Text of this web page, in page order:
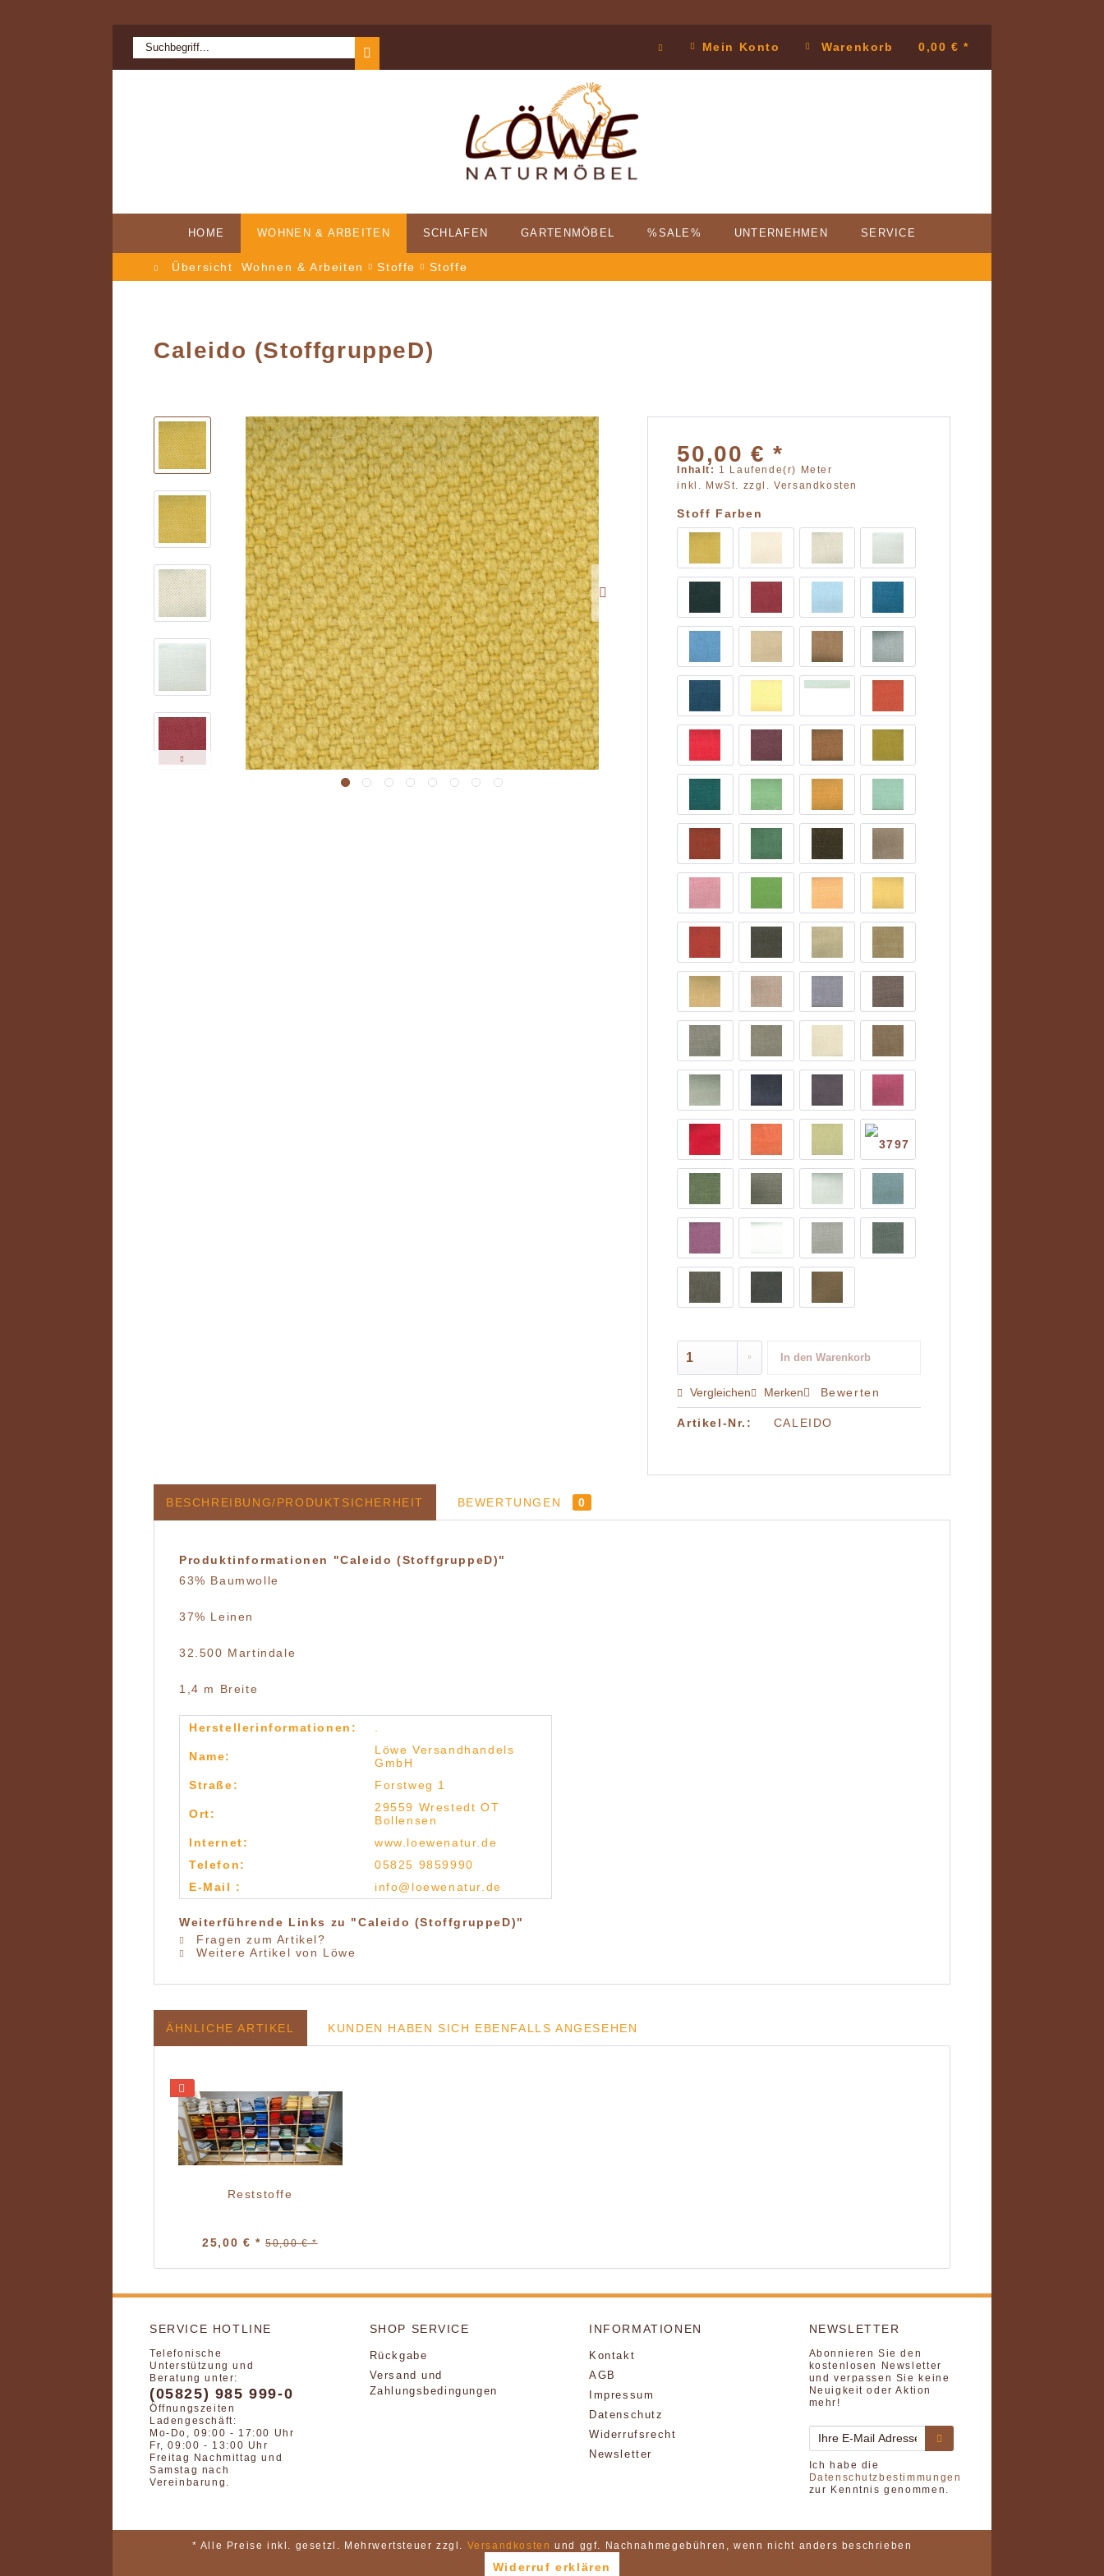
Mein Konto Warenkorb 0,00 € *
HOME WOHNEN & ARBEITEN SCHLAFEN GARTENMÖBEL %SALE% UNTERNEHMEN SERVICE
Übersicht Wohnen & Arbeiten Stoffe Stoffe
Caleido (StoffgruppeD)
50,00 € *
Inhalt: 1 Laufende(r) Meter
inkl. MwSt. zzgl. Versandkosten
Stoff Farben
In den Warenkorb
Vergleichen Merken Bewerten
Artikel-Nr.: CALEIDO
BESCHREIBUNG/PRODUKTSICHERHEIT BEWERTUNGEN 0
Produktinformationen "Caleido (StoffgruppeD)"
63% Baumwolle
37% Leinen
32.500 Martindale
1,4 m Breite
Herstellerinformationen:
Name:
Löwe Versandhandels
GmbH
Straße:
Forstweg 1
Ort:
29559 Wrestedt OT
Bollensen
Internet:
www.loewenatur.de
Telefon:
05825 9859990
E-Mail :
info@loewenatur.de
Weiterführende Links zu "Caleido (StoffgruppeD)"
Fragen zum Artikel?
Weitere Artikel von Löwe
ÄHNLICHE ARTIKEL KUNDEN HABEN SICH EBENFALLS ANGESEHEN
Reststoffe
25,00 € * 50,00 € *
SERVICE HOTLINE
Telefonische
Unterstützung und
Beratung unter:
(05825) 985 999-0
Öffnungszeiten
Ladengeschäft:
Mo-Do, 09:00 - 17:00 Uhr
Fr, 09:00 - 13:00 Uhr
Freitag Nachmittag und
Samstag nach
Vereinbarung.
SHOP SERVICE
Rückgabe
Versand und
Zahlungsbedingungen
INFORMATIONEN
Kontakt
AGB
Impressum
Datenschutz
Widerrufsrecht
Newsletter
NEWSLETTER
Abonnieren Sie den
kostenlosen Newsletter
und verpassen Sie keine
Neuigkeit oder Aktion
mehr!
Ich habe die
Datenschutzbestimmungen
zur Kenntnis genommen.
* Alle Preise inkl. gesetzl. Mehrwertsteuer zzgl. Versandkosten und ggf. Nachnahmegebühren, wenn nicht anders beschrieben
Widerruf erklären